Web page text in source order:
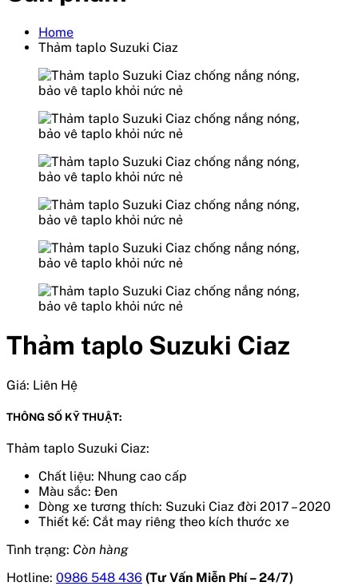
Home
Thảm taplo Suzuki Ciaz
Thảm taplo Suzuki Ciaz
Giá: Liên Hệ
THÔNG SỐ KỸ THUẬT:
Thảm taplo Suzuki Ciaz:
Chất liệu: Nhung cao cấp
Màu sắc: Đen
Dòng xe tương thích: Suzuki Ciaz đời 2017 – 2020
Thiết kế: Cắt may riêng theo kích thước xe
Tình trạng: Còn hàng
Hotline: 0986 548 436 (Tư Vấn Miễn Phí – 24/7)